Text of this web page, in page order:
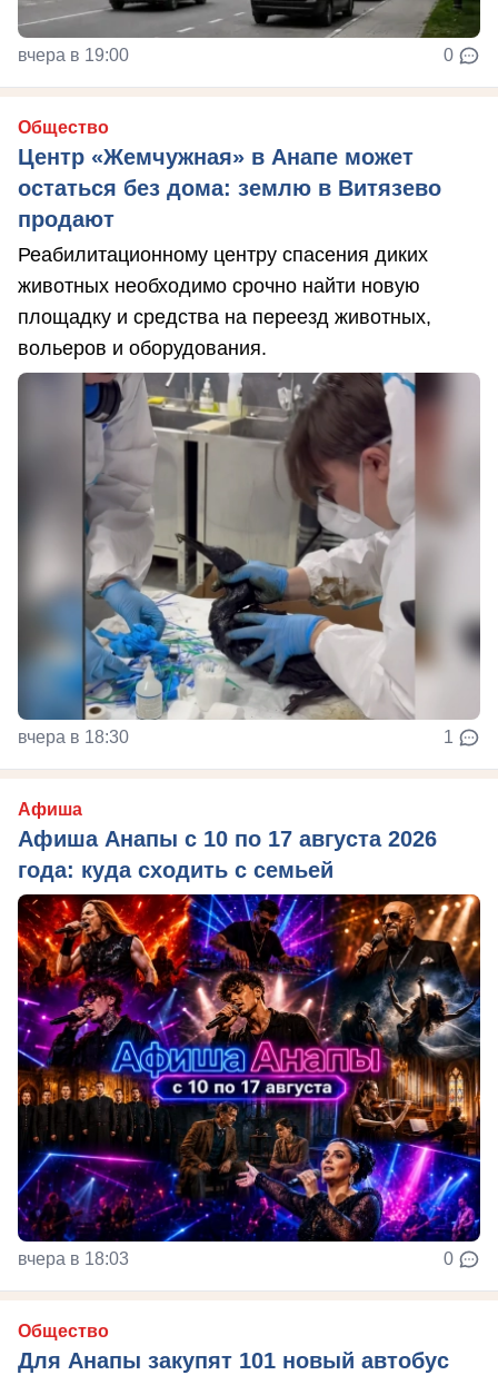
вчера в 19:00 0
Общество
Центр «Жемчужная» в Анапе может
остаться без дома: землю в Витязево
продают
Реабилитационному центру спасения диких
животных необходимо срочно найти новую
площадку и средства на переезд животных,
вольеров и оборудования.
вчера в 18:30 1
Афиша
Афиша Анапы с 10 по 17 августа 2026
года: куда сходить с семьей
вчера в 18:03 0
Общество
Для Анапы закупят 101 новый автобус